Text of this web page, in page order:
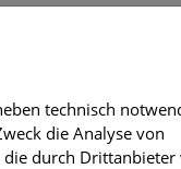
EN
technisch
die Analyse von
durch Drittanbieter